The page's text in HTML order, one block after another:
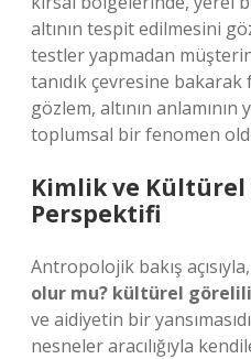
altının tespit edilmesini
testler yapmadan
tanıdık çevresine
gözlem, altının anlamının
toplumsal bir fenomen
Kimlik ve
Perspektifi
Antropolojik bakış açısıyla,
olur mu? kültürel
ve aidiyetin bir
nesneler aracılığıyla